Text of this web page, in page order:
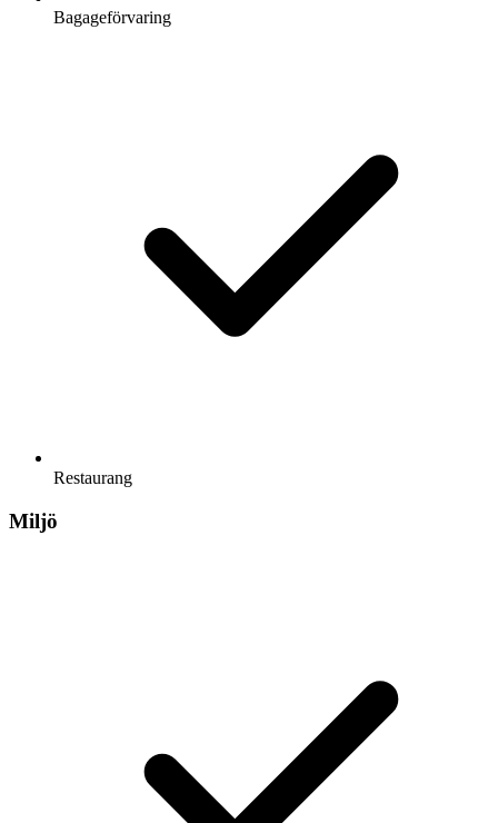
Bagageförvaring
Restaurang
Miljö